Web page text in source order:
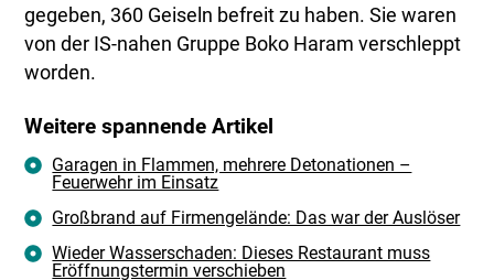
gegeben, 360 Geiseln befreit zu haben. Sie waren
von der IS-nahen Gruppe Boko Haram verschleppt
worden.
Weitere spannende Artikel
Garagen in Flammen, mehrere Detonationen –
Feuerwehr im Einsatz
Großbrand auf Firmengelände: Das war der Auslöser
Wieder Wasserschaden: Dieses Restaurant muss
Eröffnungstermin verschieben